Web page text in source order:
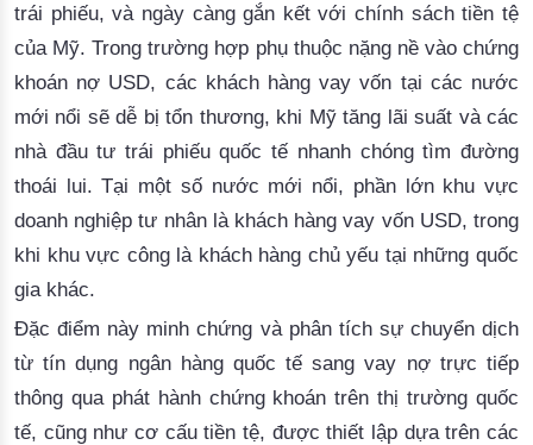
trái phiếu, và ngày càng gắn kết với chính sách tiền tệ
của Mỹ. Trong trường hợp phụ thuộc nặng nề vào chứng
khoán nợ USD, các khách hàng vay vốn tại các nước
mới nổi sẽ dễ bị tổn thương, khi Mỹ tăng lãi suất và các
nhà đầu tư trái phiếu quốc tế nhanh chóng tìm đường
thoái lui. Tại một số nước mới nổi, phần lớn khu vực
doanh nghiệp tư nhân là khách hàng vay vốn USD, trong
khi khu vực công là khách hàng chủ yếu tại những quốc
gia khác.
Đặc điểm này minh chứng và phân tích sự chuyển dịch
từ tín dụng ngân hàng quốc tế sang vay nợ trực tiếp
thông qua phát hành chứng khoán trên thị trường quốc
tế, cũng như cơ cấu tiền tệ, được thiết lập dựa trên các